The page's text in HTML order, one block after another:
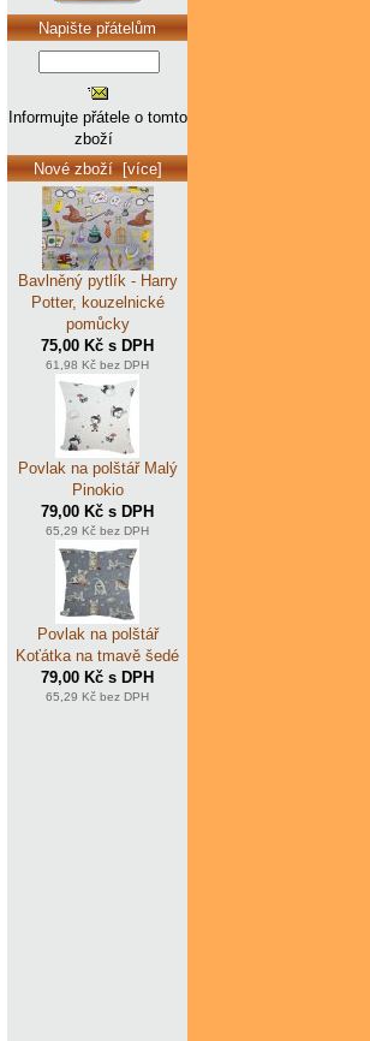
Napište přátelům
Informujte přátele o tomto
zboží
Nové zboží [více]
Bavlněný pytlík - Harry
Potter, kouzelnické
pomůcky
75,00 Kč s DPH
61,98 Kč bez DPH
Povlak na polštář Malý
Pinokio
79,00 Kč s DPH
65,29 Kč bez DPH
Povlak na polštář
Koťátka na tmavě šedé
79,00 Kč s DPH
65,29 Kč bez DPH